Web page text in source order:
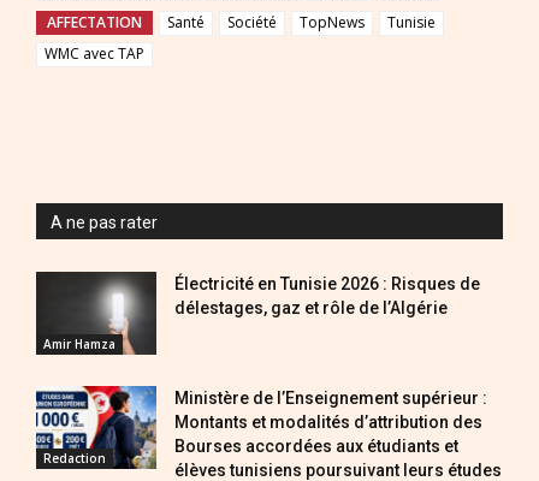
AFFECTATION
Santé Société TopNews
Tunisie
WMC avec TAP
A ne pas rater
Amir Hamza
Électricité en Tunisie 2026 : Risques de
délestages, gaz et rôle de l’Algérie
Redaction
Ministère de l’Enseignement supérieur :
Montants et modalités d’attribution des
Bourses accordées aux étudiants et
élèves tunisiens poursuivant leurs études